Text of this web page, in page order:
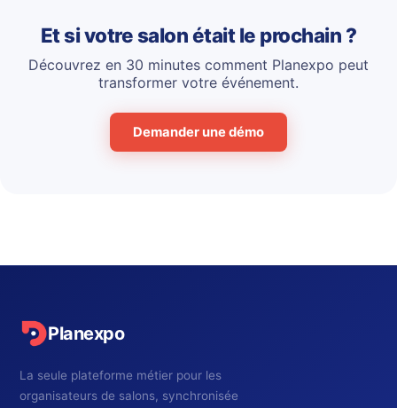
Et si votre salon était le prochain ?
Découvrez en 30 minutes comment Planexpo peut
transformer votre événement.
Demander une démo
Planexpo
La seule plateforme métier pour les
organisateurs de salons, synchronisée